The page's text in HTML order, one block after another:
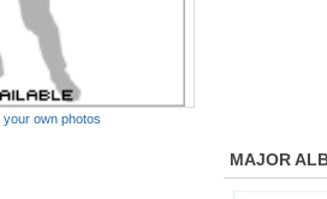
your own photos
MAJOR